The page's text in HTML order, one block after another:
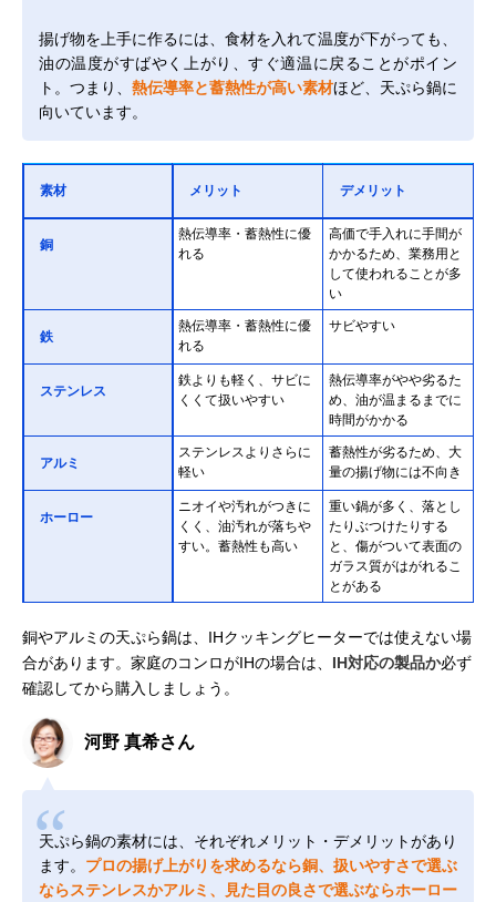
揚げ物を上手に作るには、食材を入れて温度が下がっても、
油の温度がすばやく上がり、すぐ適温に戻ることがポイン
ト。つまり、 熱伝導率と蓄熱性が高い素材ほど、天ぷら鍋に
向いています。
素材 メリット デメリット
銅
熱伝導率・蓄熱性に優
れる
高価で手入れに手間が
かかるため、業務用と
して使われることが多
い
鉄
熱伝導率・蓄熱性に優
れる
サビやすい
ステンレス
鉄よりも軽く、サビに
くくて扱いやすい
熱伝導率がやや劣るた
め、油が温まるまでに
時間がかかる
アルミ
ステンレスよりさらに
軽い
蓄熱性が劣るため、大
量の揚げ物には不向き
ホーロー
ニオイや汚れがつきに
くく、油汚れが落ちや
すい。蓄熱性も高い
重い鍋が多く、落とし
たりぶつけたりする
と、傷がついて表面の
ガラス質がはがれるこ
とがある
銅やアルミの天ぷら鍋は、IHクッキングヒーターでは使えない場
合があります。家庭のコンロがIHの場合は、 IH対応の製品か必ず
確認してから購入しましょう。
河野 真希さん
天ぷら鍋の素材には、それぞれメリット・デメリットがあり
ます。 プロの揚げ上がりを求めるなら銅、扱いやすさで選ぶ
ならステンレスかアルミ、見た目の良さで選ぶならホーロー